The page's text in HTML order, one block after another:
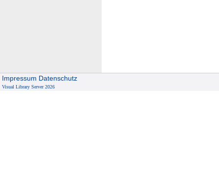
Impressum Datenschutz
Visual Library Server 2026